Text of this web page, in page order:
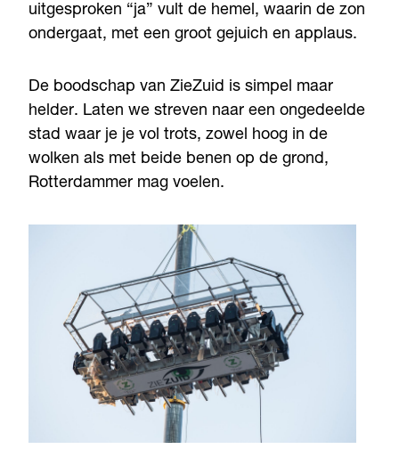
uitgesproken “ja” vult de hemel, waarin de zon
ondergaat, met een groot gejuich en applaus.
De boodschap van ZieZuid is simpel maar
helder. Laten we streven naar een ongedeelde
stad waar je je vol trots, zowel hoog in de
wolken als met beide benen op de grond,
Rotterdammer mag voelen.